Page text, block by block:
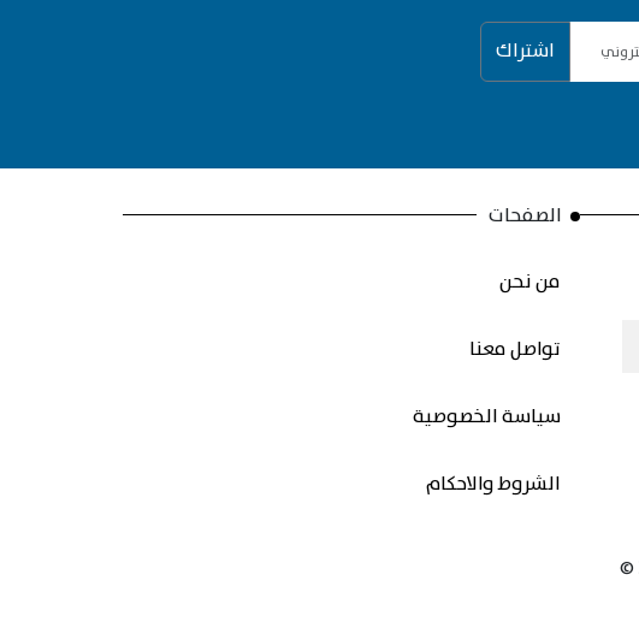
اشتراك
الصفحات
من نحن
تواصل معنا
سياسة الخصوصية
الشروط والاحكام